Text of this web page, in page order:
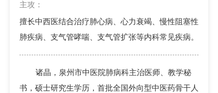
主攻：
擅长中西医结合治疗肺心病、心力衰竭、慢性阻塞性
肺疾病、支气管哮喘、支气管扩张等内科常见疾病。
诸晶，泉州市中医院肺病科主治医师、教学秘
书，硕士研究生学历，首批全国外向型中医药骨干人